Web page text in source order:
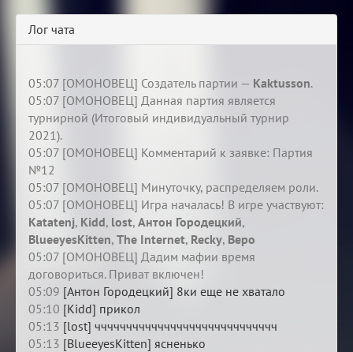
Лог чата
05:07 [ОМОНОВЕЦ] Создатель партии — Kaktusson.
05:07 [ОМОНОВЕЦ] Данная партия является
турнирной (Итоговый индивидуальный турнир
2021).
05:07 [ОМОНОВЕЦ] Комментарий к заявке: Партия
№12
05:07 [ОМОНОВЕЦ] Минуточку, распределяем роли.
05:07 [ОМОНОВЕЦ] Игра началась! В игре участвуют:
Katatenj, Kidd, lost, Антон Городецкий,
BlueeyesKitten, The Internet, Recky, Веро
05:07 [ОМОНОВЕЦ] Дадим мафии время
договориться. Приват включен!
05:09 [Антон Городецкий] 8ки еще не хватало
05:10 [Kidd] прикол
05:13 [lost] ччччччччччччччччччччччччччччч
05:13 [BlueeyesKitten] ясненько